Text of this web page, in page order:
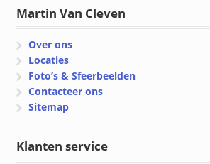
Martin Van Cleven
Over ons
Locaties
Foto’s & Sfeerbeelden
Contacteer ons
Sitemap
Klanten service